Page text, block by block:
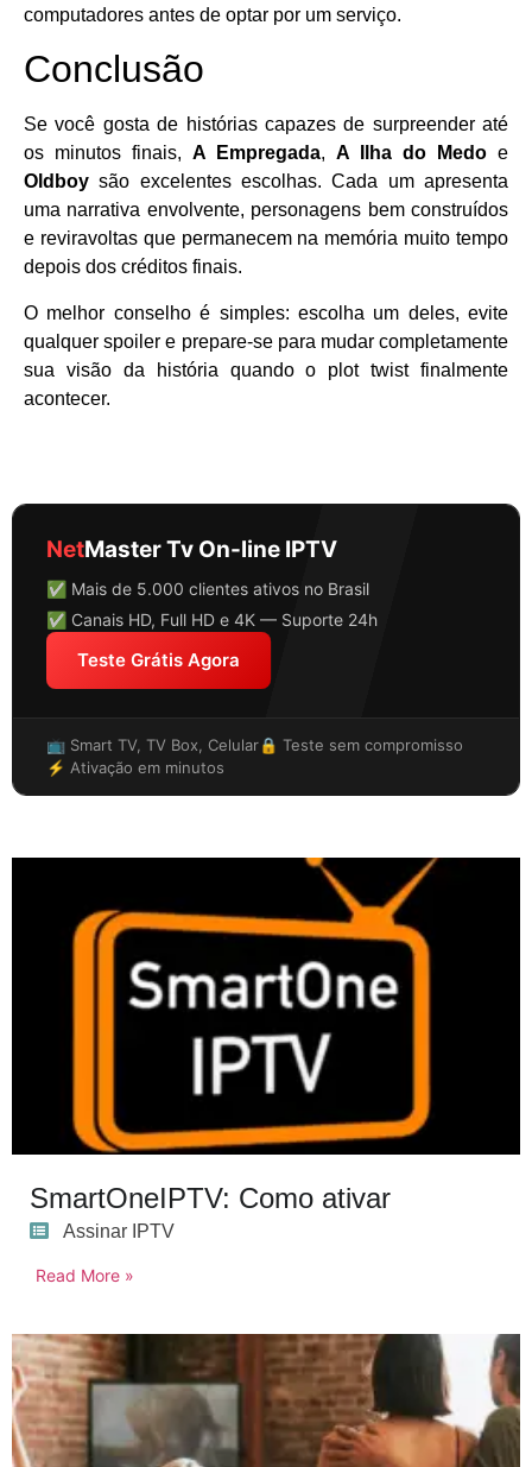
computadores antes de optar por um serviço.
Conclusão
Se você gosta de histórias capazes de surpreender até
os minutos finais, A Empregada, A Ilha do Medo e
Oldboy são excelentes escolhas. Cada um apresenta
uma narrativa envolvente, personagens bem construídos
e reviravoltas que permanecem na memória muito tempo
depois dos créditos finais.
O melhor conselho é simples: escolha um deles, evite
qualquer spoiler e prepare-se para mudar completamente
sua visão da história quando o plot twist finalmente
acontecer.
NetMaster Tv On-line IPTV
✅ Mais de 5.000 clientes ativos no Brasil
✅ Canais HD, Full HD e 4K — Suporte 24h
Teste Grátis Agora
📺 Smart TV, TV Box, Celular🔒 Teste sem compromisso
⚡ Ativação em minutos
SmartOneIPTV: Como ativar
Assinar IPTV
Read More »